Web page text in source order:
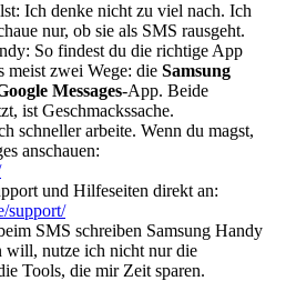
Ich denke nicht zu viel nach. Ich
nur, ob sie als SMS rausgeht.
So findest du die richtige App
meist zwei Wege: die Samsung
Messages-App. Beide
ist Geschmackssache.
schneller arbeite. Wenn du magst,
anschauen:
und Hilfeseiten direkt an:
support/
SMS schreiben Samsung Handy
will, nutze ich nicht nur die
Tools, die mir Zeit sparen.